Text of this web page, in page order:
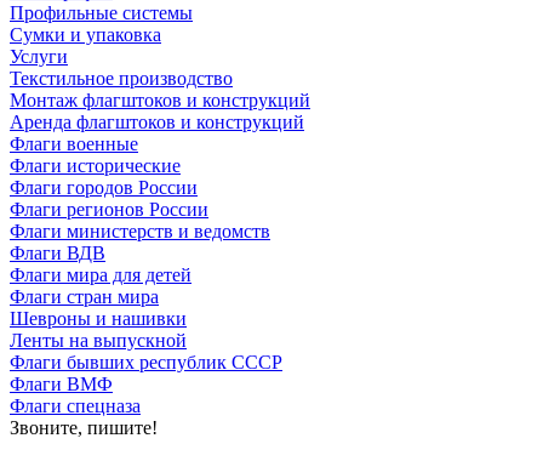
Профильные системы
Сумки и упаковка
Услуги
Текстильное производство
Монтаж флагштоков и конструкций
Аренда флагштоков и конструкций
Флаги военные
Флаги исторические
Флаги городов России
Флаги регионов России
Флаги министерств и ведомств
Флаги ВДВ
Флаги мира для детей
Флаги стран мира
Шевроны и нашивки
Ленты на выпускной
Флаги бывших республик СССР
Флаги ВМФ
Флаги спецназа
Звоните, пишите!